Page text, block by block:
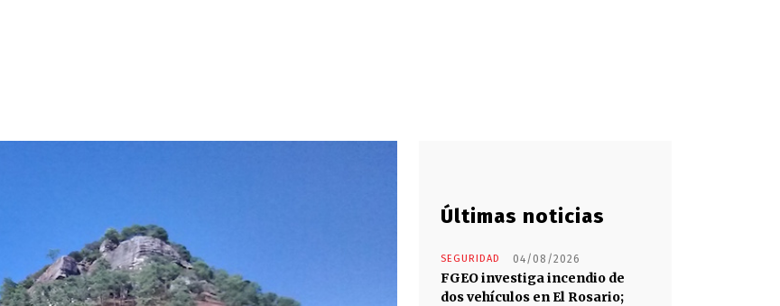
Últimas noticias
SEGURIDAD 04/08/2026
FGEO investiga incendio de
dos vehículos en El Rosario;